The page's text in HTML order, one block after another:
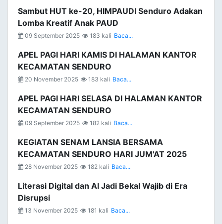
Sambut HUT ke-20, HIMPAUDI Senduro Adakan
Lomba Kreatif Anak PAUD
09 September 2025 183 kali Baca...
APEL PAGI HARI KAMIS DI HALAMAN KANTOR
KECAMATAN SENDURO
20 November 2025 183 kali Baca...
APEL PAGI HARI SELASA DI HALAMAN KANTOR
KECAMATAN SENDURO
09 September 2025 182 kali Baca...
KEGIATAN SENAM LANSIA BERSAMA
KECAMATAN SENDURO HARI JUM'AT 2025
28 November 2025 182 kali Baca...
Literasi Digital dan AI Jadi Bekal Wajib di Era
Disrupsi
13 November 2025 181 kali Baca...